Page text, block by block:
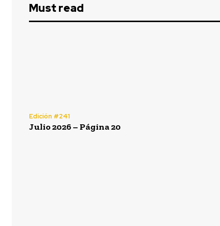
Must read
Edición #241
Julio 2026 – Página 20